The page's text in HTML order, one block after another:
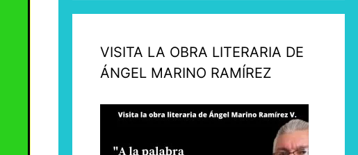
VISITA LA OBRA LITERARIA DE
ÁNGEL MARINO RAMÍREZ